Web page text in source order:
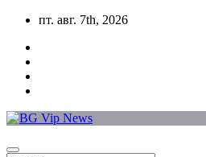
Skip
content
пт. авг. 7th, 2026